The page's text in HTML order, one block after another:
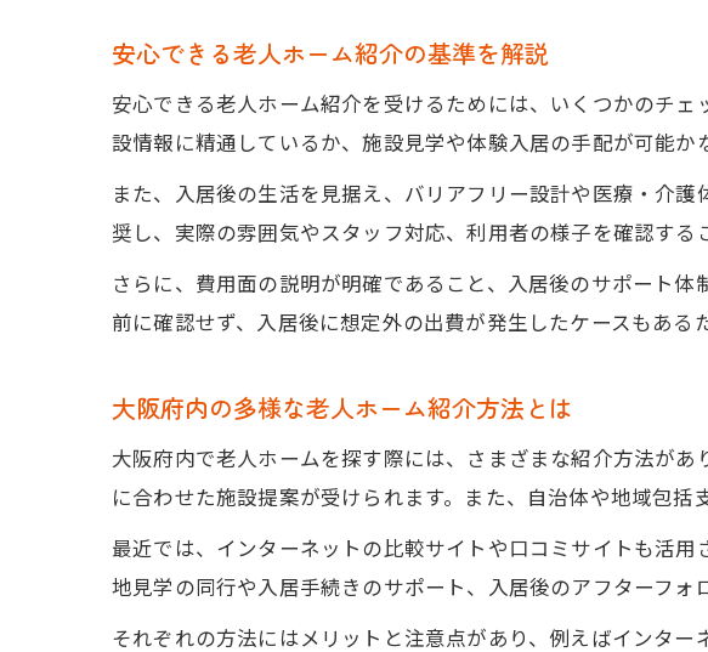
バリア
安全な
自立とサポ
老人ホ
サポー
老人ホ
今求められ
老人ホ
新しい
老人ホ
大阪府
安心できる老人ホーム紹介の基準を解説
安心できる老人ホーム紹介を受けるためには、いくつかのチ
設情報に精通しているか、施設見学や体験入居の手配が可能か
また、入居後の生活を見据え、バリアフリー設計や医療・介
奨し、実際の雰囲気やスタッフ対応、利用者の様子を確認する
さらに、費用面の説明が明確であること、入居後のサポート
前に確認せず、入居後に想定外の出費が発生したケースもある
大阪府内の多様な老人ホーム紹介方法とは
大阪府内で老人ホームを探す際には、さまざまな紹介方法が
に合わせた施設提案が受けられます。また、自治体や地域包括
最近では、インターネットの比較サイトや口コミサイトも活
地見学の同行や入居手続きのサポート、入居後のアフターフォ
それぞれの方法にはメリットと注意点があり、例えばインタ